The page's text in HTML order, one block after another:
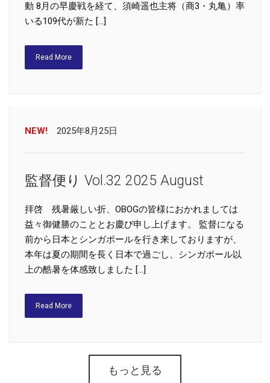
動 8月の早慶戦を経て、須崎遥也主将（商3・丸亀）率
いる109代が新た […]
Read More
NEW! 2025年8月25日
監督便り Vol.32 2025 August
拝啓 残暑厳しい折、OBOGの皆様におかれましては
益々御健勝のこととお慶び申し上げます。 監督になる
前から日本とシンガポールを行き来しておりますが、
本年は夏の期間を長く日本で過ごし、シンガポール以
上の酷暑を体感致しました […]
Read More
もっと見る